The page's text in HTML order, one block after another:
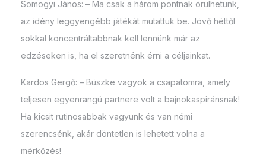
Somogyi János: – Ma csak a három pontnak örülhetünk,
az idény leggyengébb játékát mutattuk be. Jövő héttől
sokkal koncentráltabbnak kell lennünk már az
edzéseken is, ha el szeretnénk érni a céljainkat.
Kardos Gergő: – Büszke vagyok a csapatomra, amely
teljesen egyenrangú partnere volt a bajnokaspiránsnak!
Ha kicsit rutinosabbak vagyunk és van némi
szerencsénk, akár döntetlen is lehetett volna a
mérkőzés!